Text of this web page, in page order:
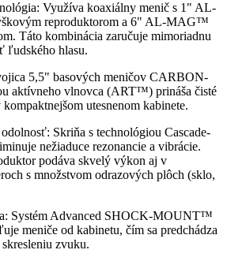
Využíva koaxiálny menič s 1" AL-
reproduktorom a 6" AL-MAG™
Táto kombinácia zaručuje mimoriadnu
ľudského hlasu.
5,5" basových meničov CARBON-
aktívneho vlnovca (ART™) prináša čisté
utesnenom kabinete.
Skriňa s technológiou Cascade-
nežiaduce rezonancie a vibrácie.
podáva skvelý výkon aj v
s množstvom odrazových plôch (sklo,
Systém Advanced SHOCK-MOUNT™
meniče od kabinetu, čím sa predchádza
zvuku.